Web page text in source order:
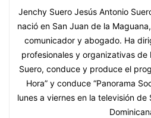
Jenchy Suero Jesús Antonio
nació en San Juan de la
comunicador y abogado. Ha
profesionales y organizativas
Suero, conduce y produce el
Hora” y conduce “Panorama
lunes a viernes en la televisión de